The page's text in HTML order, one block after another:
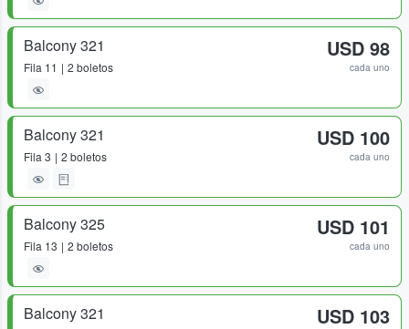
Balcony 321
Fila 11 2 boletos
USD 98
cada uno
Balcony 321
Fila 3 2 boletos
USD 100
cada uno
Balcony 325
Fila 13 2 boletos
USD 101
cada uno
Balcony 321 USD 103